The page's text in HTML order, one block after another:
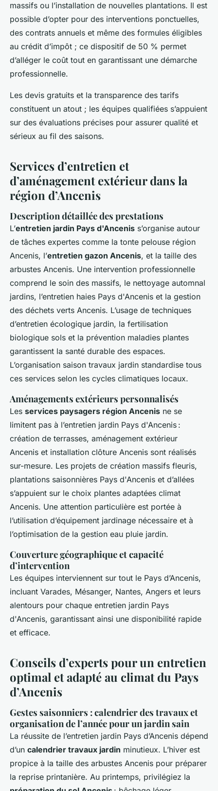
massifs ou l’installation de nouvelles plantations. Il est
possible d’opter pour des interventions ponctuelles,
des contrats annuels et même des formules éligibles
au crédit d’impôt ; ce dispositif de 50 % permet
d’alléger le coût tout en garantissant une démarche
professionnelle.
Les devis gratuits et la transparence des tarifs
constituent un atout ; les équipes qualifiées s’appuient
sur des évaluations précises pour assurer qualité et
sérieux au fil des saisons.
Services d’entretien et
d’aménagement extérieur dans la
région d’Ancenis
Description détaillée des prestations
L’entretien jardin Pays d'Ancenis s’organise autour
de tâches expertes comme la tonte pelouse région
Ancenis, l’entretien gazon Ancenis, et la taille des
arbustes Ancenis. Une intervention professionnelle
comprend le soin des massifs, le nettoyage automnal
jardins, l’entretien haies Pays d'Ancenis et la gestion
des déchets verts Ancenis. L’usage de techniques
d’entretien écologique jardin, la fertilisation
biologique sols et la prévention maladies plantes
garantissent la santé durable des espaces.
L’organisation saison travaux jardin standardise tous
ces services selon les cycles climatiques locaux.
Aménagements extérieurs personnalisés
Les services paysagers région Ancenis ne se
limitent pas à l’entretien jardin Pays d'Ancenis :
création de terrasses, aménagement extérieur
Ancenis et installation clôture Ancenis sont réalisés
sur-mesure. Les projets de création massifs fleuris,
plantations saisonnières Pays d'Ancenis et d’allées
s’appuient sur le choix plantes adaptées climat
Ancenis. Une attention particulière est portée à
l’utilisation d’équipement jardinage nécessaire et à
l’optimisation de la gestion eau pluie jardin.
Couverture géographique et capacité
d’intervention
Les équipes interviennent sur tout le Pays d’Ancenis,
incluant Varades, Mésanger, Nantes, Angers et leurs
alentours pour chaque entretien jardin Pays
d'Ancenis, garantissant ainsi une disponibilité rapide
et efficace.
Conseils d’experts pour un entretien
optimal et adapté au climat du Pays
d’Ancenis
Gestes saisonniers : calendrier des travaux et
organisation de l’année pour un jardin sain
La réussite de l’entretien jardin Pays d’Ancenis dépend
d’un calendrier travaux jardin minutieux. L’hiver est
propice à la taille des arbustes Ancenis pour préparer
la reprise printanière. Au printemps, privilégiez la